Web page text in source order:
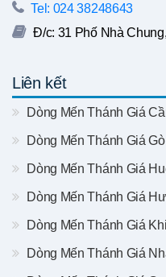
Tel: 024 38248643
Đ/c: 31 Phố Nhà
Liên kết
Dòng Mến Thánh Giá
Dòng Mến Thánh Giá
Dòng Mến Thánh Giá
Dòng Mến Thánh Giá
Dòng Mến Thánh Giá
Dòng Mến Thánh Giá